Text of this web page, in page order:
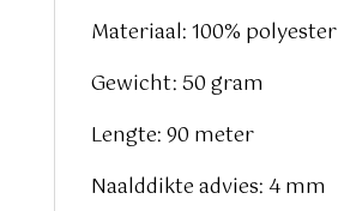
Materiaal: 100% polyester
Gewicht: 50 gram
Lengte: 90 meter
Naalddikte advies: 4 mm